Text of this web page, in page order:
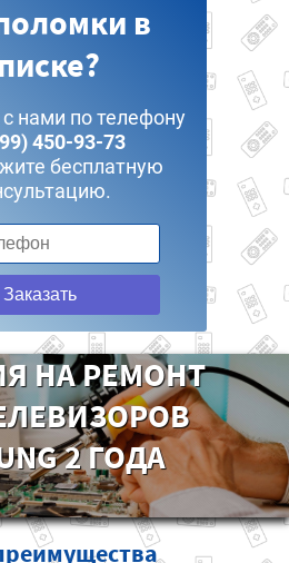
в
нами по телефону
450-93-73
бесплатную
Заказать
НА РЕМОНТ
2 ГОДА